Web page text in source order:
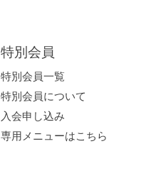
特別会員
特別会員一覧
特別会員について
入会申し込み
専用メニューはこちら